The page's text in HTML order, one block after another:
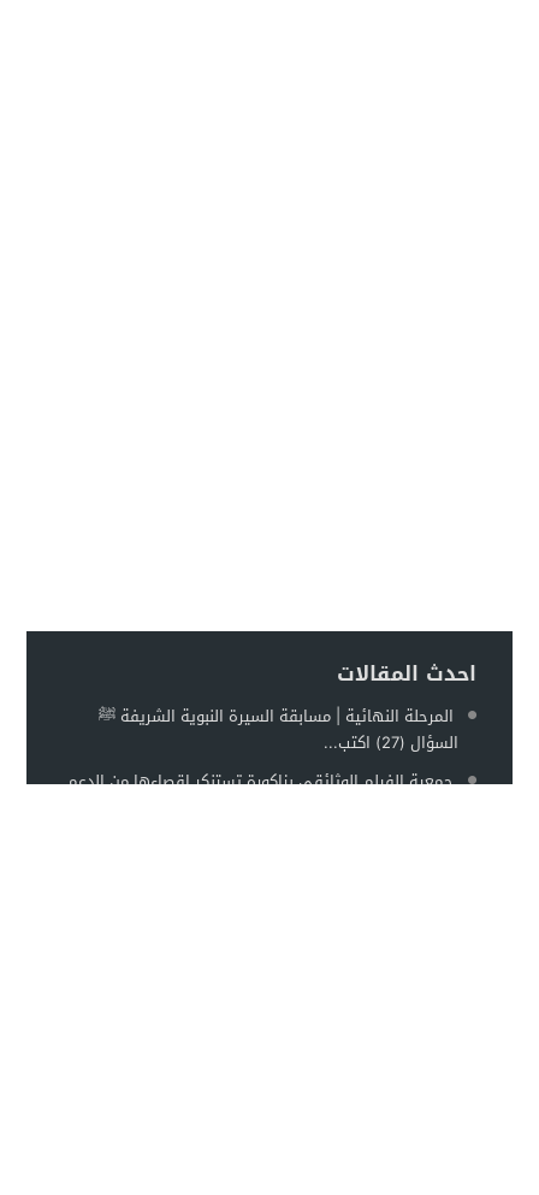
احدث المقالات
المرحلة النهائية | مسابقة السيرة النبوية الشريفة ﷺ
السؤال (27) اكتب...
جمعية الفيلم الوثائقي بزاكورة تستنكر إقصاءها من الدعم